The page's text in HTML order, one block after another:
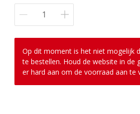
Op dit moment is het niet mogelijk
te bestellen. Houd de website in de
er hard aan om de voorraad aan te